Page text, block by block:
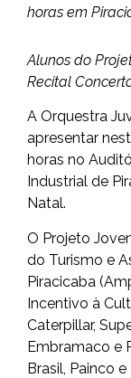
horas em
Alunos do
Recital
A Orquestra
apresentar
horas no
Industrial de
Natal.
O Projeto
do Turismo e
Piracicaba
Incentivo à
Caterpillar,
Embramaco e
Brasil, Painco